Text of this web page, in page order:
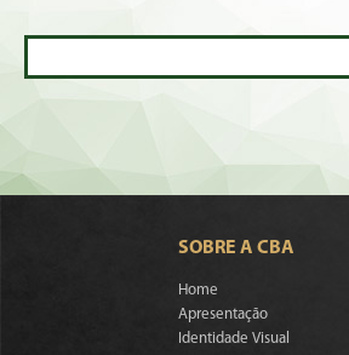
SOBRE A CBA
Home
Apresentação
Identidade Visual